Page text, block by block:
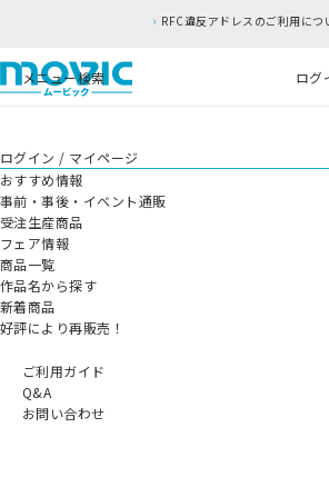
RFC違反アドレスのご利用につ
メニュー検索 ログ
ログイン / マイページ
おすすめ情報
事前・事後・イベント通販
受注生産商品
フェア情報
商品一覧
作品名から探す
新着商品
好評により再販売！
ご利用ガイド
Q&A
お問い合わせ